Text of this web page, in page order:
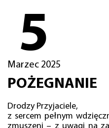
5
Marzec 2025
POŻEGNANIE
Drodzy Przyjaciele,
z sercem pełnym